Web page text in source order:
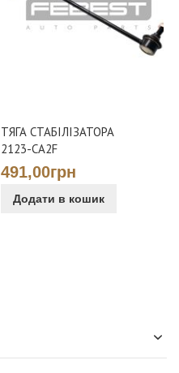
ТЯГА СТАБІЛІЗАТОРА
2123-CA2F
491,00грн
Додати в кошик